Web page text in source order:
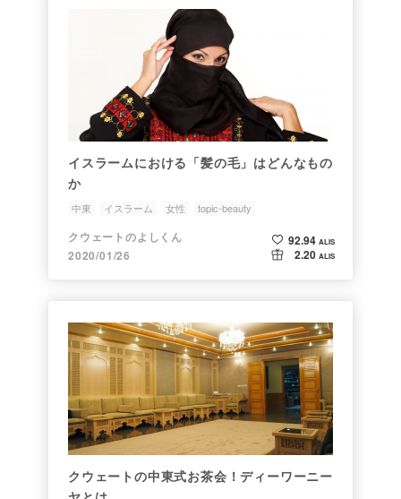
イスラームにおける「髪の毛」はどんなもの
か
中東 イスラーム 女性 topic-beauty
クウェートのよしくん
2020/01/26
92.94 ALIS
2.20 ALIS
クウェートの中東式お茶会！ディーワーニー